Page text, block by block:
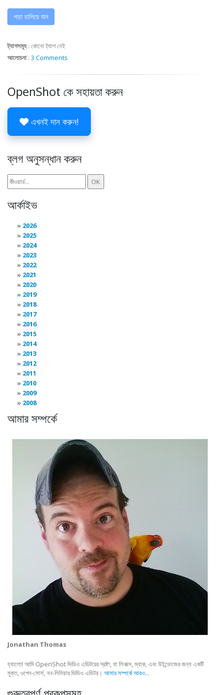
পড়া চালিয়ে যান
ট্যাগসমূহ: কোনো ট্যাগ নেই
আলোচনা : 3 Comments
OpenShot কে সহায়তা করুন
এখনই দান করুন!
ব্লগ অনুসন্ধান করুন
আর্কাইভ
2026
2025
2024
2023
2022
2021
2020
2019
2018
2017
2016
2015
2014
2013
2012
2011
2010
2009
2008
আমার সম্পর্কে
Jonathan Thomas
হ্যালো! আমি OpenShot ভিডিও এডিটরের স্রষ্টা, যা লিনাক্স, ম্যাক, এবং উইন্ডোজের জন্য একটি
মুক্ত, ওপেন-সোর্স, নন-লিনিয়ার ভিডিও এডিটর। আমার সম্পর্কে আরও...